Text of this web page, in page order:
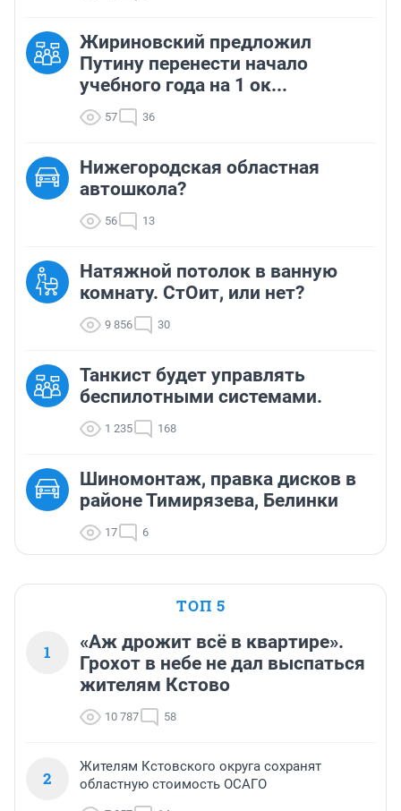
Жириновский предложил
Путину перенести начало
учебного года на 1 ок...
57 36
Нижегородская областная
автошкола?
56 13
Натяжной потолок в ванную
комнату. СтОит, или нет?
9 856 30
Танкист будет управлять
беспилотными системами.
1 235 168
Шиномонтаж, правка дисков в
районе Тимирязева, Белинки
17 6
ТОП 5
1
«Аж дрожит всё в квартире».
Грохот в небе не дал выспаться
жителям Кстово
10 787 58
2
Жителям Кстовского округа сохранят
областную стоимость ОСАГО